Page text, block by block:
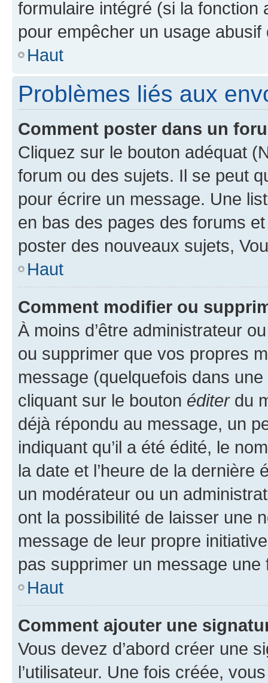
formulaire intégré (si la fonction
pour empêcher un usage
Haut
Problèmes liés aux
Comment poster dans un
Cliquez sur le bouton adéquat
forum ou des sujets. Il se peut
pour écrire un message. Une
en bas des pages des forums
poster des nouveaux sujets,
Haut
Comment modifier ou
À moins d’être administrateur
ou supprimer que vos propres
message (quelquefois dans
cliquant sur le bouton éditerdu
déjà répondu au message, un
indiquant qu’il a été édité, le
la date et l’heure de la dernière
un modérateur ou un
ont la possibilité de laisser une
message de leur propre
pas supprimer un message une
Haut
Comment ajouter une
Vous devez d’abord créer une
l’utilisateur. Une fois créée,